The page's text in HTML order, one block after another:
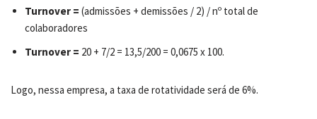
Turnover = (admissões + demissões / 2) / nº total de
colaboradores
Turnover = 20 + 7/2 = 13,5/200 = 0,0675 x 100.
Logo, nessa empresa, a taxa de rotatividade será de 6%.